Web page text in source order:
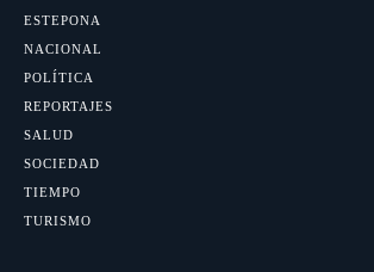
ESTEPONA
NACIONAL
POLÍTICA
REPORTAJES
SALUD
SOCIEDAD
TIEMPO
TURISMO